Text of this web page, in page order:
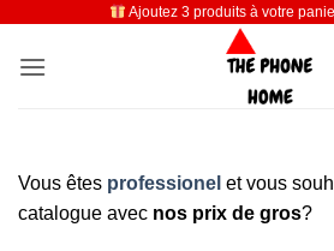
contenu
Ajoutez 3 produits à votre
Vous êtes professionel et vous
catalogue avec nos prix de gros?